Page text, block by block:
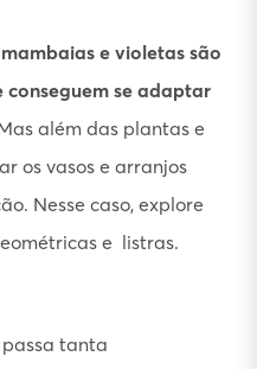
e violetas são
conseguem se adaptar
além das plantas e
os vasos e arranjos
Nesse caso, explore
e listras.
tanta